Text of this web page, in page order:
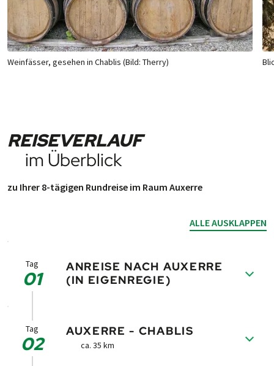
Weinfässer, gesehen in Chablis (Bild: Therry)
REISEVERLAUF
im Überblick
zu Ihrer 8-tägigen Rundreise im Raum Auxerre
ALLE AUSKLAPPEN
Tag
01
ANREISE NACH AUXERRE
(IN EIGENREGIE)
Ge­le­gen­heit die his­tor­ische Alt­stadt von
Auxerre zu be­sich­tigen.
Tag
02
AUXERRE - CHABLIS
ca. 35 km